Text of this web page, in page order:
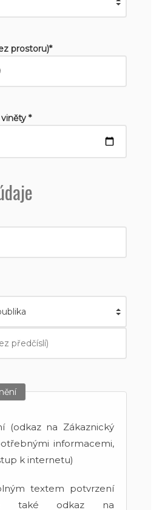
prostoru)*
*
(odkaz na Zákaznický
informacemi,
k internetu)
textem potvrzení
také odkaz na